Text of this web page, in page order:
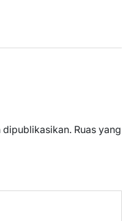
dipublikasikan. Ruas yang